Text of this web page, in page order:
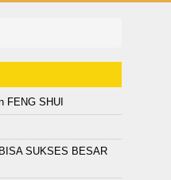
FENG SHUI
SUKSES BESAR